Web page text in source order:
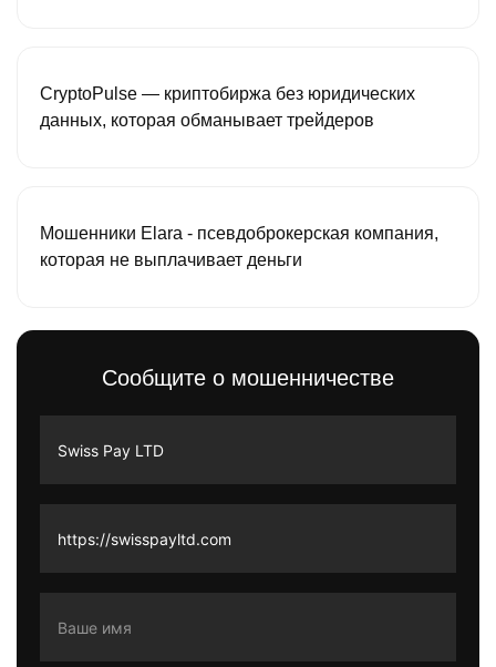
CryptoPulse — криптобиржа без юридических
данных, которая обманывает трейдеров
Мошенники Elara - псевдоброкерская компания,
которая не выплачивает деньги
Сообщите о мошенничестве